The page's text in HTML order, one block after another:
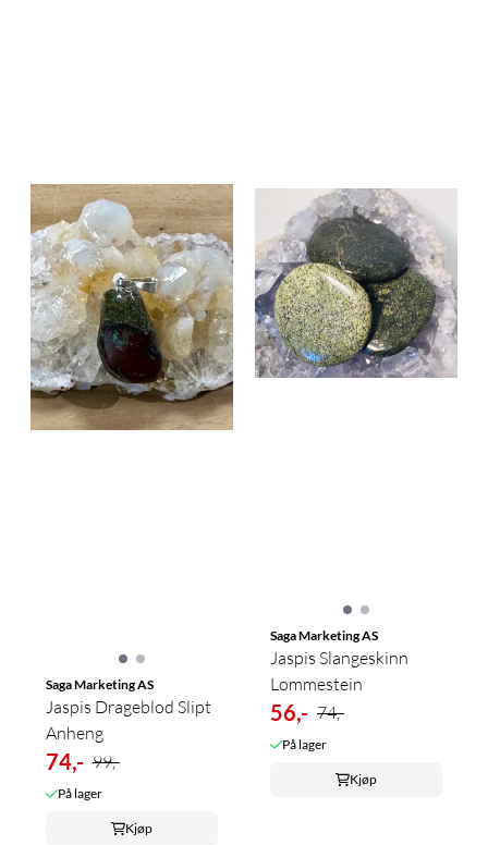
Saga Marketing AS
Jaspis Drageblod Slipt
Anheng
74,- 99,-
På lager
Kjøp
Saga Marketing AS
Jaspis Slangeskinn
Lommestein
56,- 74,-
På lager
Kjøp